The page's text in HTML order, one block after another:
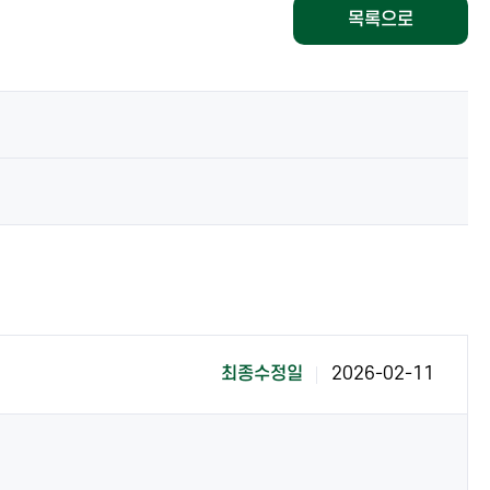
목록으로
최종수정일 2026-02-11